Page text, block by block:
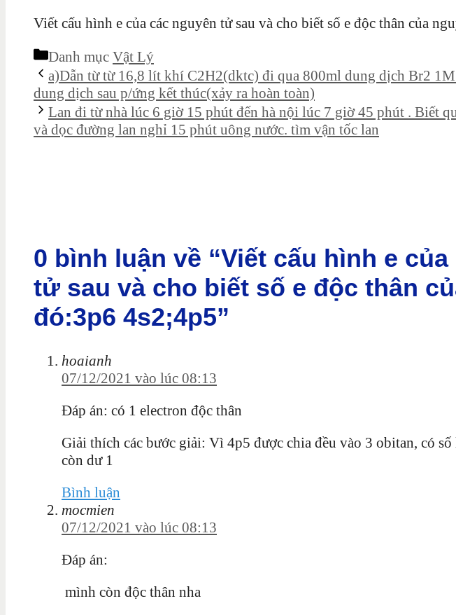
Viết cấu hình e của các nguyên tử sau và cho biết số e độc thân của
Danh mục Vật Lý
a)Dẫn từ từ 16,8 lít khí C2H2(dktc) đi qua 800ml dung dịch Br2
dung dịch sau p/ứng kết thúc(xảy ra hoàn toàn)
Lan đi từ nhà lúc 6 giờ 15 phút đến hà nội lúc 7 giờ 45 phút . Biết
và dọc đường lan nghỉ 15 phút uông nước. tìm vận tốc lan
0 bình luận về “Viết cấu hình e
tử sau và cho biết số e độc thân
đó:3p6 4s2;4p5”
hoaianh
07/12/2021 vào lúc 08:13
Đáp án: có 1 electron độc thân
Giải thích các bước giải: Vì 4p5 được chia đều vào 3 obitan, có số
còn dư 1
Bình luận
mocmien
07/12/2021 vào lúc 08:13
Đáp án:
mình còn độc thân nha